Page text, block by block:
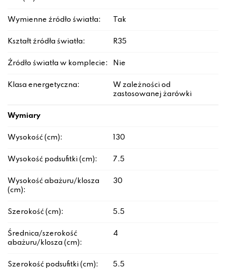
Wymienne źródło światła: Tak
Kształt źródła światła: R35
Źródło światła w komplecie: Nie
Klasa energetyczna:
W zależności od
zastosowanej żarówki
Wymiary
Wysokość (cm): 130
Wysokość podsufitki (cm): 7.5
Wysokość abażuru/klosza
(cm):
30
Szerokość (cm): 5.5
Średnica/szerokość
abażuru/klosza (cm):
4
Szerokość podsufitki (cm): 5.5